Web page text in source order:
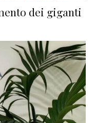
dei giganti